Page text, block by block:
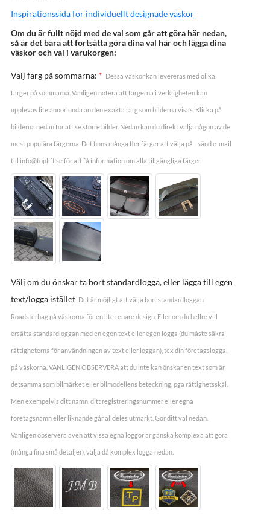
Inspirationssida för individuellt designade väskor
Om du är fullt nöjd med de val som går att göra här nedan,
så är det bara att fortsätta göra dina val här och lägga dina
väskor och val i varukorgen:
Välj färg på sömmarna: * Dessa väskor kan levereras med olika
färger på sömmarna. Vänligen notera att färgerna i verkligheten kan
upplevas lite annorlunda än den exakta färg som bilderna visas. Klicka på
bilderna nedan för att se större bilder. Nedan kan du direkt välja någon av de
mest populära färgerna. Det finns många fler färger att välja på - sänd e-mail
till info@toplift.se för att få information om alla tillgängliga färger.
Välj om du önskar ta bort standardlogga, eller lägga till egen
text/logga istället Det är möjligt att välja bort standardloggan
Roadsterbag på väskorna för en lite renare design. Eller om du hellre vill
ersätta standardloggan med en egen text eller egen logga (du måste säkra
rättigheterna för användningen av text eller loggan), tex din företagslogga,
på väskorna. VÄNLIGEN OBSERVERA att du inte kan önskar en text som är
detsamma som bilmärket eller bilmodellens beteckning, pga rättighetsskäl.
Men exempelvis ditt namn, ditt registreringsnummer eller egna
företagsnamn eller liknande går alldeles utmärkt. Gör ditt val nedan.
Vänligen observera även att vissa egna loggor är ganska komplexa att göra
(många fina små detaljer), välja då komplex logga nedan.